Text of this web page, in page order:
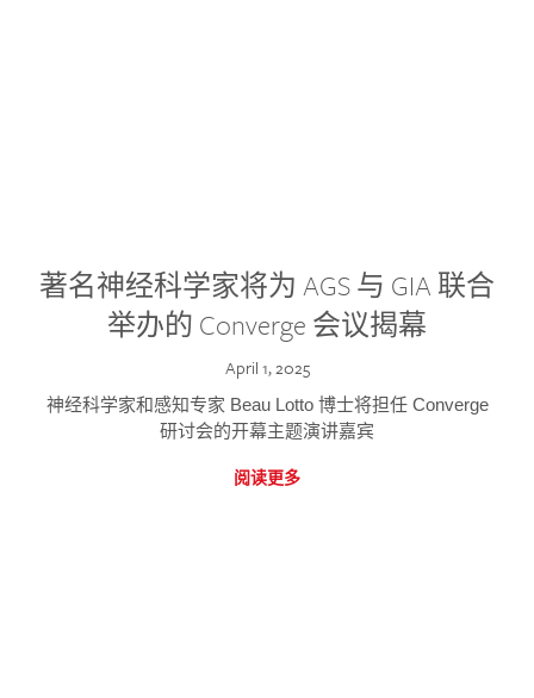
著名神经科学家将为 AGS 与 GIA 联合
举办的 Converge 会议揭幕
April 1, 2025
神经科学家和感知专家 Beau Lotto 博士将担任 Converge
研讨会的开幕主题演讲嘉宾
阅读更多